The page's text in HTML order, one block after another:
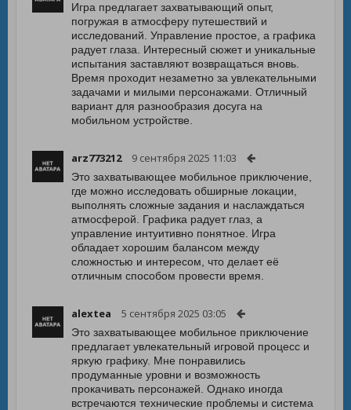
Игра предлагает захватывающий опыт,
погружая в атмосферу путешествий и
исследований. Управление простое, а графика
радует глаза. Интересный сюжет и уникальные
испытания заставляют возвращаться вновь.
Время проходит незаметно за увлекательными
задачами и милыми персонажами. Отличный
вариант для разнообразия досуга на
мобильном устройстве.
arz773212 9 сентября 2025 11:03
Это захватывающее мобильное приключение,
где можно исследовать обширные локации,
выполнять сложные задания и наслаждаться
атмосферой. Графика радует глаз, а
управление интуитивно понятное. Игра
обладает хорошим балансом между
сложностью и интересом, что делает её
отличным способом провести время.
alextea 5 сентября 2025 03:05
Это захватывающее мобильное приключение
предлагает увлекательный игровой процесс и
яркую графику. Мне понравились
продуманные уровни и возможность
прокачивать персонажей. Однако иногда
встречаются технические проблемы и система